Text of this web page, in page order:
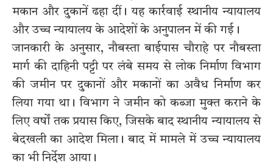
मकान और दुकानें ढहा दीं। यह कार्रवाई स्थानीय न्यायालय
और उच्च न्यायालय के आदेशों के अनुपालन में की गई।
जानकारी के अनुसार, नौबस्ता बाईपास चौराहे पर नौबस्ता
मार्ग की दाहिनी पट्टी पर लंबे समय से लोक निर्माण विभाग
की जमीन पर दुकानों और मकानों का अवैध निर्माण कर
लिया गया था। विभाग ने जमीन को कब्जा मुक्त कराने के
लिए वर्षों तक प्रयास किए, जिसके बाद स्थानीय न्यायालय से
बेदखली का आदेश मिला। बाद में मामले में उच्च न्यायालय
का भी निर्देश आया।